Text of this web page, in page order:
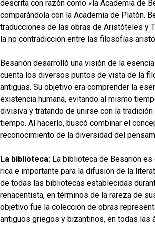
descrita con razón como «la Academia de
comparándola con la Academia de Platón.
traducciones de las obras de Aristóteles y
la no contradicción entre las filosofías
Besarión desarrolló una visión de la
cuenta los diversos puntos de vista de la
antiguas. Su objetivo era comprender la
existencia humana, evitando al mismo
divisiva y tratando de unirse con la
tiempo. Al hacerlo, buscó combinar el
reconocimiento de la diversidad del
La biblioteca: La biblioteca de Besarión es
rica e importante para la difusión de la
de todas las bibliotecas establecidas
renacentista, en términos de la rareza de
objetivo fue la colección de obras
antiguos griegos y bizantinos, en todas las